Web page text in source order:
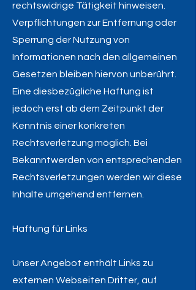
rechtswidrige Tätigkeit hinweisen.
Verpflichtungen zur Entfernung oder
Sperrung der Nutzung von
Informationen nach den allgemeinen
Gesetzen bleiben hiervon unberührt.
Eine diesbezügliche Haftung ist
jedoch erst ab dem Zeitpunkt der
Kenntnis einer konkreten
Rechtsverletzung möglich. Bei
Bekanntwerden von entsprechenden
Rechtsverletzungen werden wir diese
Inhalte umgehend entfernen.
Haftung für Links
Unser Angebot enthält Links zu
externen Webseiten Dritter, auf